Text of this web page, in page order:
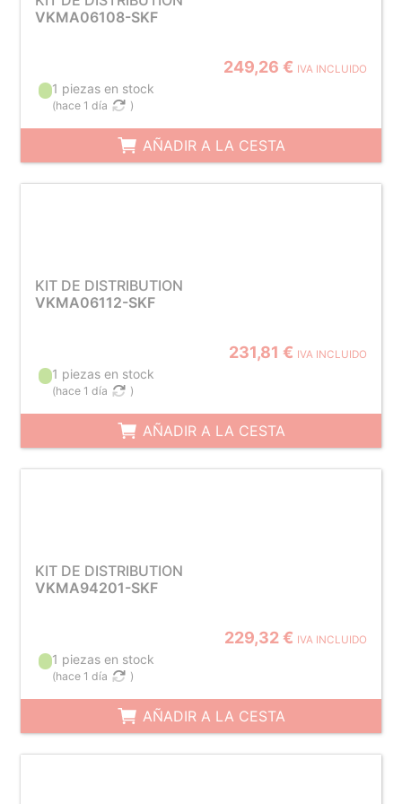
VKMA06108-SKF
249,26 € IVA INCLUIDO
1 piezas en stock
(hace 1 día )
AÑADIR A LA CESTA
KIT DE DISTRIBUTION
VKMA06112-SKF
231,81 € IVA INCLUIDO
1 piezas en stock
(hace 1 día )
AÑADIR A LA CESTA
KIT DE DISTRIBUTION
VKMA94201-SKF
229,32 € IVA INCLUIDO
1 piezas en stock
(hace 1 día )
AÑADIR A LA CESTA